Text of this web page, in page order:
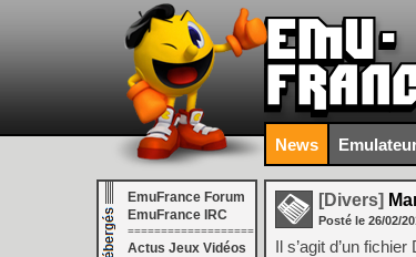
News
EmuFrance Forum
EmuFrance IRC
===================
Actus Jeux Vidéos
[Divers]
Posté le 26/02/
Il s’agit d’un